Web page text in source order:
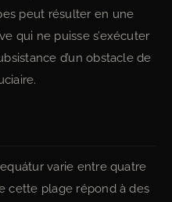
peut résulter en une
qui ne puisse s’exécuter
d’un obstacle de
varie entre quatre
cette plage répond à des